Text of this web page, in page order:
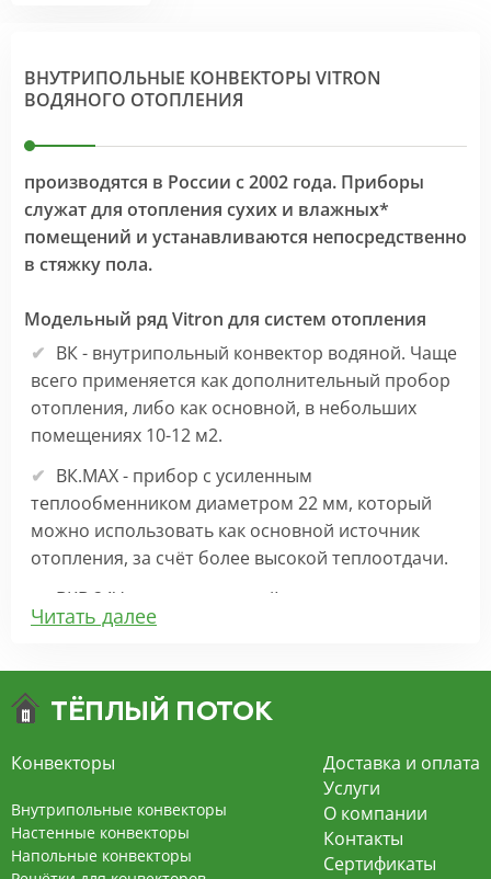
ВНУТРИПОЛЬНЫЕ КОНВЕКТОРЫ VITRON
ВОДЯНОГО ОТОПЛЕНИЯ
производятся в России с 2002 года. Приборы
служат для отопления сухих и влажных*
помещений и устанавливаются непосредственно
в стяжку пола.
Модельный ряд Vitron для систем отопления
ВК - внутрипольный конвектор водяной. Чаще
всего применяется как дополнительный пробор
отопления, либо как основной, в небольших
помещениях 10-12 м2.
ВК.МАХ - прибор с усиленным
теплообменником диаметром 22 мм, который
можно использовать как основной источник
отопления, за счёт более высокой теплоотдачи.
ВКВ 24V – внутрипольный конвектор
отопления с вентилятором на 24В подходит для
экономит электроэнергию и бесшумно работает.
конвекцией на 220В. За счет тангенциального
вентилятора создает принудительную
конвекцию, что позволяет обогревать
помещения большой площади.
Читать далее
Конвекторы
Внутрипольные конвекторы
Настенные конвекторы
Напольные конвекторы
Доставка и оплата
Услуги
О компании
Контакты
Сертификаты